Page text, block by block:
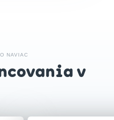
NAVIAC
v